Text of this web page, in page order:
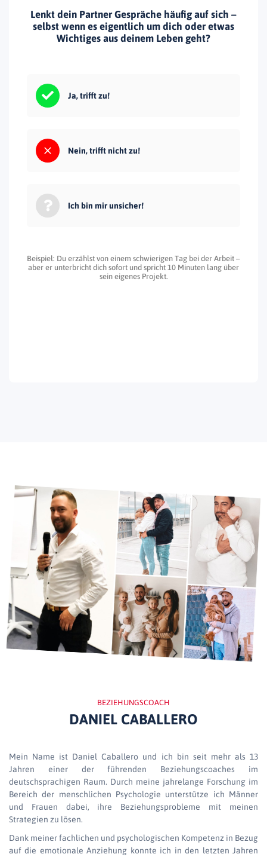
Lenkt dein Partner Gespräche häufig auf sich –
selbst wenn es eigentlich um dich oder etwas
Wichtiges aus deinem Leben geht?
Ja, trifft zu!
Nein, trifft nicht zu!
Ich bin mir unsicher!
Beispiel: Du erzählst von einem schwierigen Tag bei der Arbeit –
aber er unterbricht dich sofort und spricht 10 Minuten lang über
sein eigenes Projekt.
BEZIEHUNGSCOACH
DANIEL CABALLERO
Mein Name ist Daniel Caballero und ich bin seit mehr als 13
Jahren einer der führenden Beziehungscoaches im
deutschsprachigen Raum. Durch meine jahrelange Forschung im
Bereich der menschlichen Psychologie unterstütze ich Männer
und Frauen dabei, ihre Beziehungsprobleme mit meinen
Strategien zu lösen.
Dank meiner fachlichen und psychologischen Kompetenz in Bezug
auf die emotionale Anziehung konnte ich in den letzten Jahren